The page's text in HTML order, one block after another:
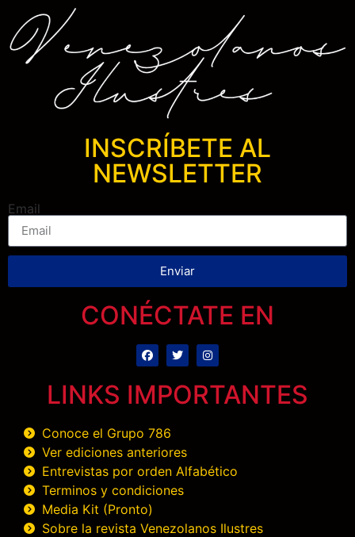
INSCRÍBETE AL
NEWSLETTER
Email
Enviar
CONÉCTATE EN
LINKS IMPORTANTES
Conoce el Grupo 786
Ver ediciones anteriores
Entrevistas por orden Alfabético
Terminos y condiciones
Media Kit (Pronto)
Sobre la revista Venezolanos Ilustres